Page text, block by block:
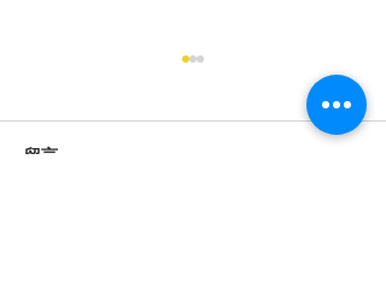
2025《道德經》中學生讀
留言